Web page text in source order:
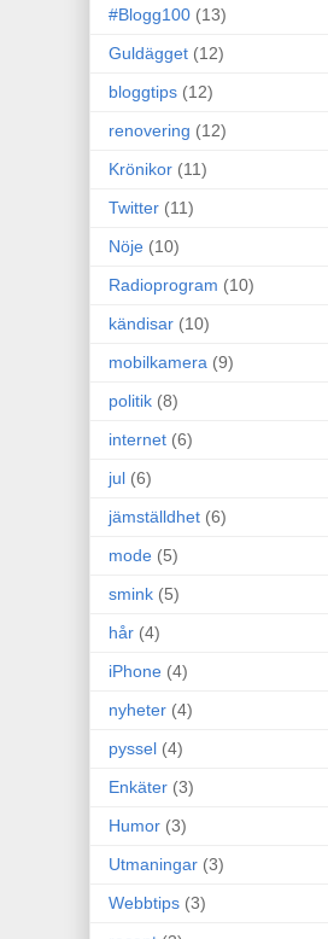
#Blogg100 (13)
Guldägget (12)
bloggtips (12)
renovering (12)
Krönikor (11)
Twitter (11)
Nöje (10)
Radioprogram (10)
kändisar (10)
mobilkamera (9)
politik (8)
internet (6)
jul (6)
jämställdhet (6)
mode (5)
smink (5)
hår (4)
iPhone (4)
nyheter (4)
pyssel (4)
Enkäter (3)
Humor (3)
Utmaningar (3)
Webbtips (3)